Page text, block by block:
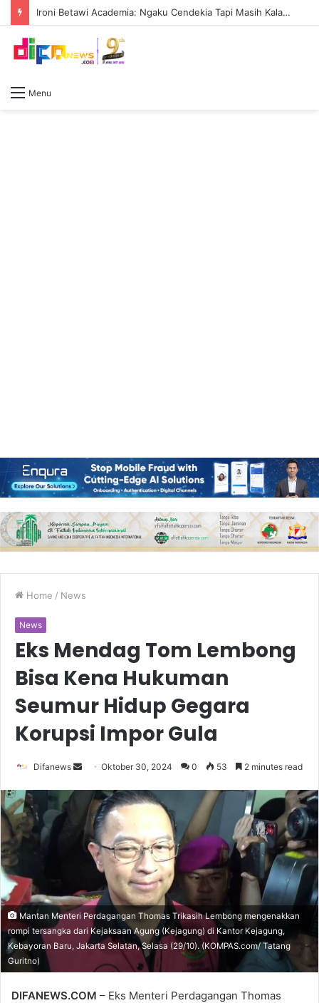
Ironi Betawi Academia: Ngaku Cendekia Tapi Masih Kalah Peka Dibanding Lembaga Luar Negeri
Menu
Home / News
News
Eks Mendag Tom Lembong
Bisa Kena Hukuman
Seumur Hidup Gegara
Korupsi Impor Gula
Difanews
Send
email
Oktober 30, 2024 0 53 2 minutes read
Mantan Menteri Perdagangan Thomas Trikasih Lembong mengenakkan
rompi tersangka dari Kejaksaan Agung (Kejagung) di Kantor Kejagung,
Kebayoran Baru, Jakarta Selatan, Selasa (29/10). (KOMPAS.com/ Tatang
Guritno)
DIFANEWS.COM – Eks Menteri Perdagangan Thomas